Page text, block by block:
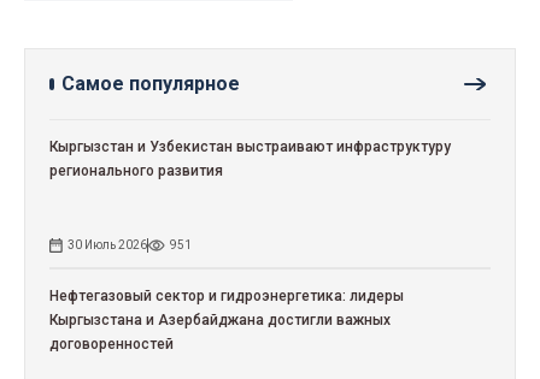
Самое популярное
Кыргызстан и Узбекистан выстраивают инфраструктуру
регионального развития
30 Июль 2026 951
Нефтегазовый сектор и гидроэнергетика: лидеры
Кыргызстана и Азербайджана достигли важных
договоренностей